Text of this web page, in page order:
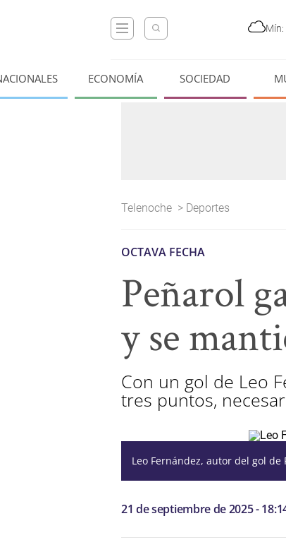
Mín:
ECONOMÍA SOCIEDAD
Telenoche > Deportes
OCTAVA FECHA
Peñarol
y se
Con un gol de Leo
tres puntos,
Leo Fernández, autor del gol de
21 de septiembre de 2025 -